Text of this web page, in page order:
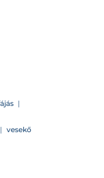
|
| vesekő